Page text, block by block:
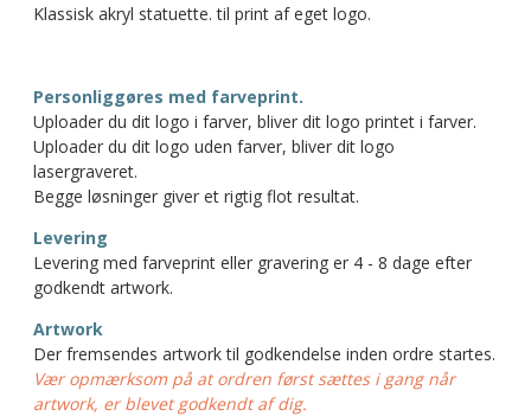
Klassisk akryl statuette. til print af eget logo.
Personliggøres med farveprint.
Uploader du dit logo i farver, bliver dit logo printet i farver.
Uploader du dit logo uden farver, bliver dit logo
lasergraveret.
Begge løsninger giver et rigtig flot resultat.
Levering
Levering med farveprint eller gravering er 4 - 8 dage efter
godkendt artwork.
Artwork
Der fremsendes artwork til godkendelse inden ordre startes.
Vær opmærksom på at ordren først sættes i gang når
artwork, er blevet godkendt af dig.